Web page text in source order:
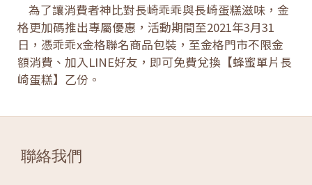
為了讓消費者神比對長崎乖乖與長崎蛋糕滋味，金
格更加碼推出專屬優惠，活動期間至2021年3月31
日，憑乖乖x金格聯名商品包裝，至金格門市不限金
額消費、加入LINE好友，即可免費兌換【蜂蜜單片長
崎蛋糕】乙份。
聯絡我們